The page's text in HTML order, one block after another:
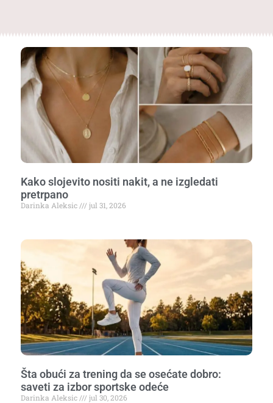
Kako slojevito nositi nakit, a ne izgledati
pretrpano
Darinka Aleksic jul 31, 2026
Šta obući za trening da se osećate dobro:
saveti za izbor sportske odeće
Darinka Aleksic jul 30, 2026